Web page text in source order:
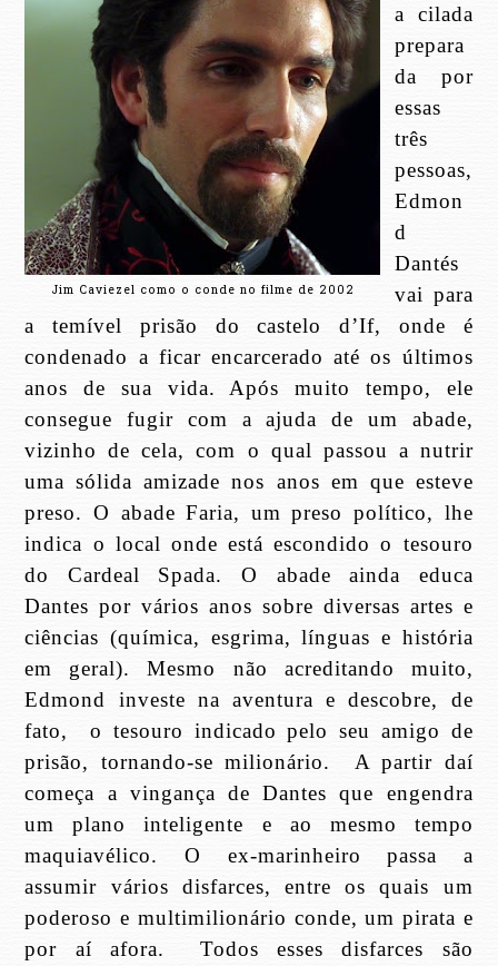
Jim Caviezel como o conde no filme de 2002
a cilada
prepara
da por
essas
três
pessoas,
Edmon
d
Dantés
vai para
a temível prisão do castelo d’If, onde é
condenado a ficar encarcerado até os últimos
anos de sua vida. Após muito tempo, ele
consegue fugir com a ajuda de um abade,
vizinho de cela, com o qual passou a nutrir
uma sólida amizade nos anos em que esteve
preso. O abade Faria, um preso político, lhe
indica o local onde está escondido o tesouro
do Cardeal Spada. O abade ainda educa
Dantes por vários anos sobre diversas artes e
ciências (química, esgrima, línguas e história
em geral). Mesmo não acreditando muito,
Edmond investe na aventura e descobre, de
fato,
o tesouro indicado pelo seu amigo de
prisão, tornando-se milionário.
A partir daí
começa a vingança de Dantes que engendra
um plano inteligente e ao mesmo tempo
maquiavélico. O ex-marinheiro passa a
assumir vários disfarces, entre os quais um
poderoso e multimilionário conde, um pirata e
por aí afora.
Todos esses disfarces são